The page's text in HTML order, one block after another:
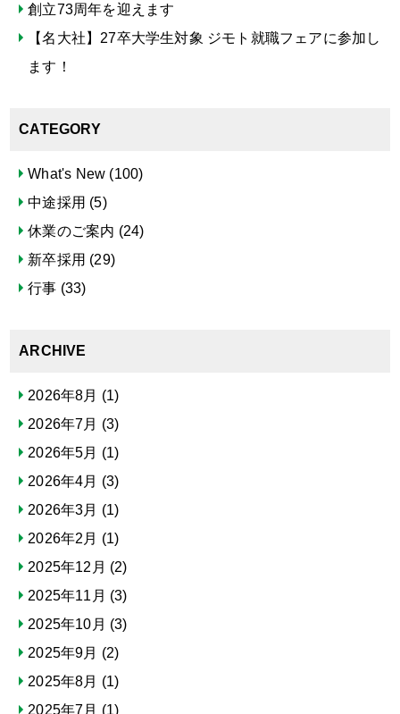
創立73周年を迎えます
【名大社】27卒大学生対象 ジモト就職フェアに参加し
ます！
CATEGORY
What's New (100)
中途採用 (5)
休業のご案内 (24)
新卒採用 (29)
行事 (33)
ARCHIVE
2026年8月 (1)
2026年7月 (3)
2026年5月 (1)
2026年4月 (3)
2026年3月 (1)
2026年2月 (1)
2025年12月 (2)
2025年11月 (3)
2025年10月 (3)
2025年9月 (2)
2025年8月 (1)
2025年7月 (1)